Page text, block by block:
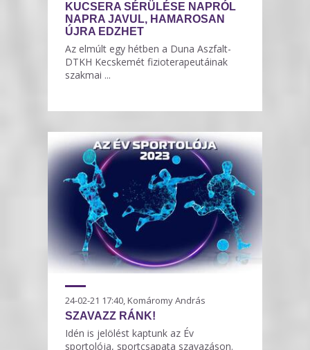
KUCSERA SÉRÜLÉSE NAPRÓL
NAPRA JAVUL, HAMAROSAN
ÚJRA EDZHET
Az elmúlt egy hétben a Duna Aszfalt-
DTKH Kecskemét fizioterapeutáinak
szakmai ...
24-02-21 17:40, Komáromy András
SZAVAZZ RÁNK!
Idén is jelölést kaptunk az Év
sportolója, sportcsapata szavazáson.